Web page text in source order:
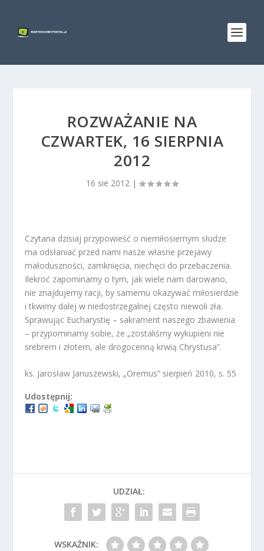
ROZWAŻANIE NA
CZWARTEK, 16 SIERPNIA
2012
16 sie 2012 |
Czytana dzisiaj przypowieść o niemiłosiernym słudze
ma odsłaniać przed nami nasze własne przejawy
małoduszności, zamknięcia, niechęci do przebaczenia.
Ilekroć zapominamy o tym, jak wiele nam darowano,
nie znajdujemy racji, by samemu okazywać miłosierdzie
i tkwimy dalej w niedostrzegalnej często niewoli zła.
Sprawując Eucharystię – sakrament naszego zbawienia
– przypominamy sobie, że „zostaliśmy wykupieni nie
srebrem i złotem, ale drogocenną krwią Chrystusa”.
ks. Jarosław Januszewski, „Oremus” sierpień 2010, s. 55
Udostępnij:
UDZIAŁ:
WSKAŹNIK: